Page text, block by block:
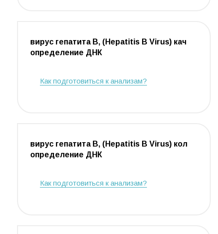
вирус гепатита В, (Hepatitis В Virus) кач
определение ДНК
Как подготовиться к анализам?
вирус гепатита В, (Hepatitis В Virus) кол
определение ДНК
Как подготовиться к анализам?